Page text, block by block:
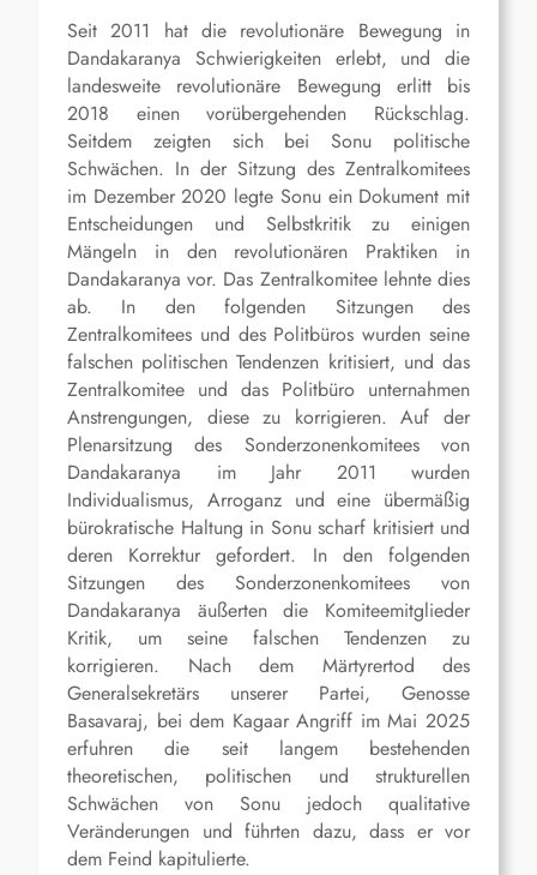
Seit 2011 hat die revolutionäre Bewegung in
Dandakaranya Schwierigkeiten erlebt, und die
landesweite revolutionäre Bewegung erlitt bis
2018 einen vorübergehenden Rückschlag.
Seitdem zeigten sich bei Sonu politische
Schwächen. In der Sitzung des Zentralkomitees
im Dezember 2020 legte Sonu ein Dokument mit
Entscheidungen und Selbstkritik zu einigen
Mängeln in den revolutionären Praktiken in
Dandakaranya vor. Das Zentralkomitee lehnte dies
ab. In den folgenden Sitzungen des
Zentralkomitees und des Politbüros wurden seine
falschen politischen Tendenzen kritisiert, und das
Zentralkomitee und das Politbüro unternahmen
Anstrengungen, diese zu korrigieren. Auf der
Plenarsitzung des Sonderzonenkomitees von
Dandakaranya im Jahr 2011 wurden
Individualismus, Arroganz und eine übermäßig
bürokratische Haltung in Sonu scharf kritisiert und
deren Korrektur gefordert. In den folgenden
Sitzungen des Sonderzonenkomitees von
Dandakaranya äußerten die Komiteemitglieder
Kritik, um seine falschen Tendenzen zu
korrigieren. Nach dem Märtyrertod des
Generalsekretärs unserer Partei, Genosse
Basavaraj, bei dem Kagaar Angriff im Mai 2025
erfuhren die seit langem bestehenden
theoretischen, politischen und strukturellen
Schwächen von Sonu jedoch qualitative
Veränderungen und führten dazu, dass er vor
dem Feind kapitulierte.